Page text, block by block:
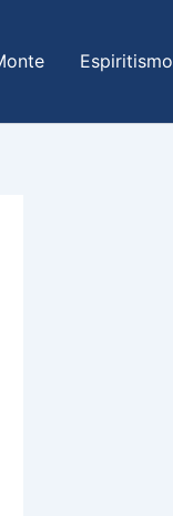
Espiritismo